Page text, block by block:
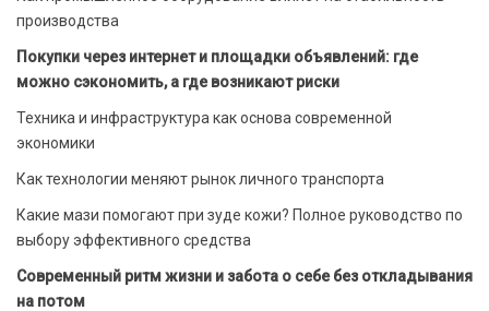
производства
Покупки через интернет и площадки объявлений: где
можно сэкономить, а где возникают риски
Техника и инфраструктура как основа современной
экономики
Как технологии меняют рынок личного транспорта
Какие мази помогают при зуде кожи? Полное руководство по
выбору эффективного средства
Современный ритм жизни и забота о себе без откладывания
на потом